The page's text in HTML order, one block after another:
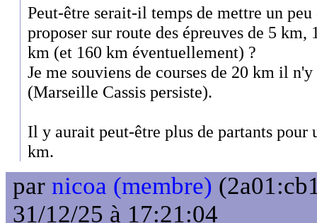
Peut-être serait-il temps de mettre un
proposer sur route des épreuves de 5
km (et 160 km éventuellement) ?
Je me souviens de courses de 20 km il
(Marseille Cassis persiste).
Il y aurait peut-être plus de partants pour
km.
par nicoa (membre)
31/12/25 à 17:21:04